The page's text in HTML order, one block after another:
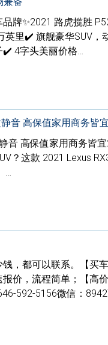
牌✨2021 路虎揽胜
英里✔️ 旗舰豪华SUV
✔️ 4字头美丽价格…
音 高保值家用商务皆宜
音 高保值家用商务皆
？这款 2021 Lexus
…
，都可以联系。【买
价，流程简单；【高
592-5156微信：